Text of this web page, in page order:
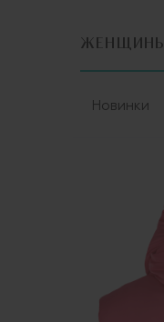
ЖЕНЩИНЫ
Новинки